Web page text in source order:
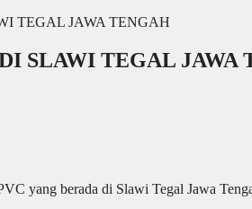
TEGAL JAWA TENGAH
SLAWI TEGAL JAWA
yang berada di Slawi Tegal Jawa